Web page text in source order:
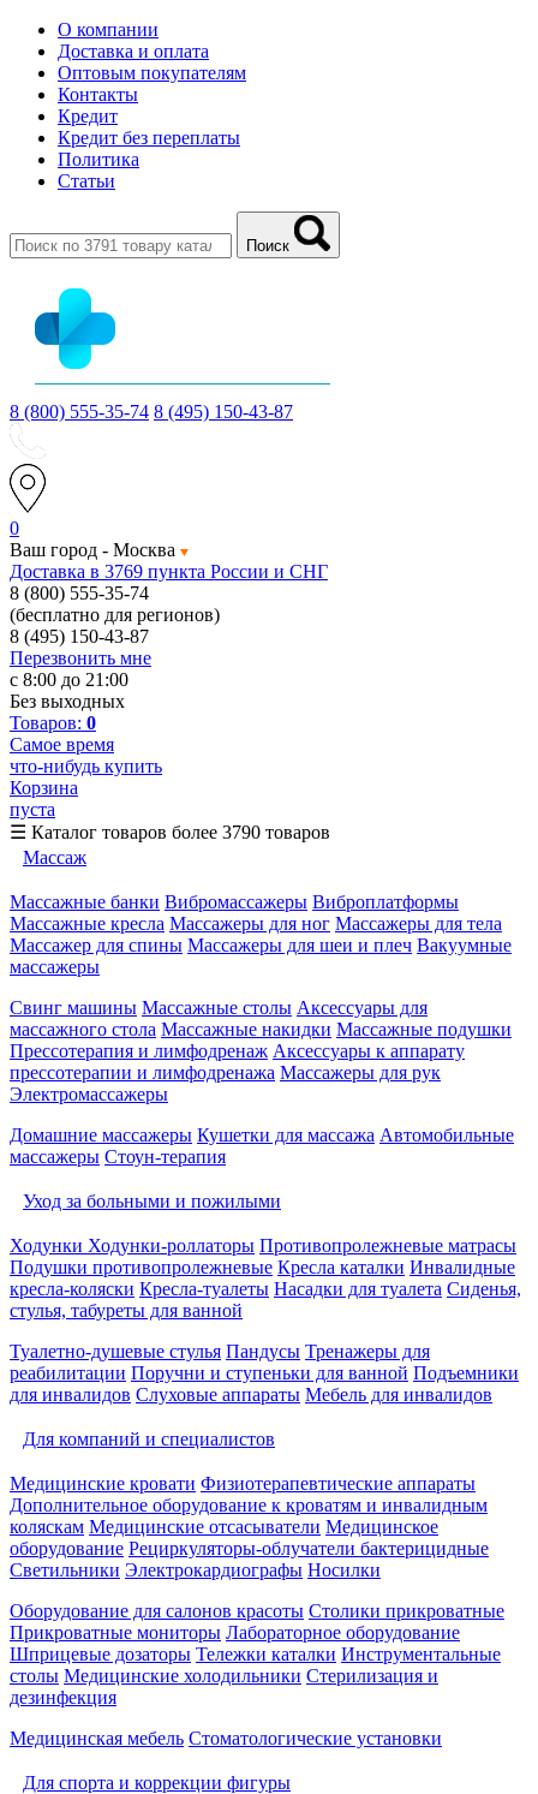
О компании
Доставка и оплата
Оптовым покупателям
Контакты
Кредит
Кредит без переплаты
Политика
Статьи
Поиск
8 (800) 555-35-74 8 (495) 150-43-87
0
Ваш город - Москва
Доставка в 3769 пункта России и СНГ
8 (800) 555-35-74
(бесплатно для регионов)
8 (495) 150-43-87
Перезвонить мне
с 8:00 до 21:00
Без выходных
Товаров: 0
Самое время
что-нибудь купить
Корзина
пуста
☰ Каталог товаров более 3790 товаров
Массаж
Массажные банки Вибромассажеры Виброплатформы
Массажные кресла Массажеры для ног Массажеры для тела
Массажер для спины Массажеры для шеи и плеч Вакуумные
массажеры
Свинг машины Массажные столы Аксессуары для
массажного стола Массажные накидки Массажные подушки
Прессотерапия и лимфодренаж Аксессуары к аппарату
прессотерапии и лимфодренажа Массажеры для рук
Электромассажеры
Домашние массажеры Кушетки для массажа Автомобильные
массажеры Стоун-терапия
Уход за больными и пожилыми
Ходунки Ходунки-роллаторы Противопролежневые матрасы
Подушки противопролежневые Кресла каталки Инвалидные
кресла-коляски Кресла-туалеты Насадки для туалета Сиденья,
стулья, табуреты для ванной
Туалетно-душевые стулья Пандусы Тренажеры для
реабилитации Поручни и ступеньки для ванной Подъемники
для инвалидов Слуховые аппараты Мебель для инвалидов
Для компаний и специалистов
Медицинские кровати Физиотерапевтические аппараты
Дополнительное оборудование к кроватям и инвалидным
коляскам Медицинские отсасыватели Медицинское
оборудование Рециркуляторы-облучатели бактерицидные
Светильники Электрокардиографы Носилки
Оборудование для салонов красоты Столики прикроватные
Прикроватные мониторы Лабораторное оборудование
Шприцевые дозаторы Тележки каталки Инструментальные
столы Медицинские холодильники Стерилизация и
дезинфекция
Медицинская мебель Стоматологические установки
Для спорта и коррекции фигуры